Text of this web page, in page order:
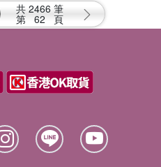
共 2466 筆
第 62 頁